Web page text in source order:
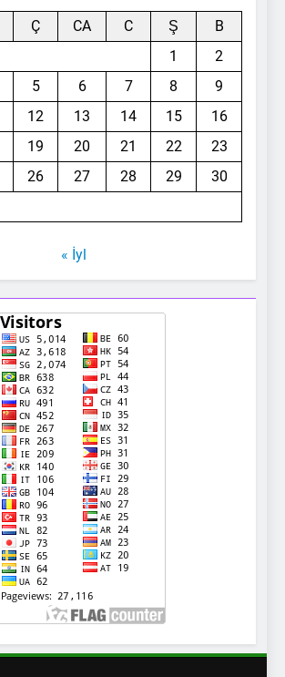
Ç CA C Ş
B
1
2
5 6 7 8
9
12 13 14 15
16
19 20 21 22
23
26 27 28 29
30
« İyl